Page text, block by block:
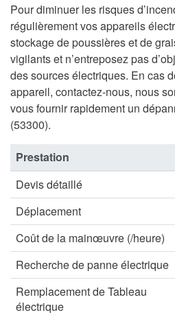
Pour diminuer les risques
régulièrement vos appareils
stockage de poussières et de
vigilants et n’entreposez pas
des sources électriques. En cas
appareil, contactez-nous, nous
vous fournir rapidement un
(53300).
Prestation
Devis détaillé
Déplacement
Coût de la mainœuvre (/heure)
Recherche de panne électrique
Remplacement de Tableau
électrique